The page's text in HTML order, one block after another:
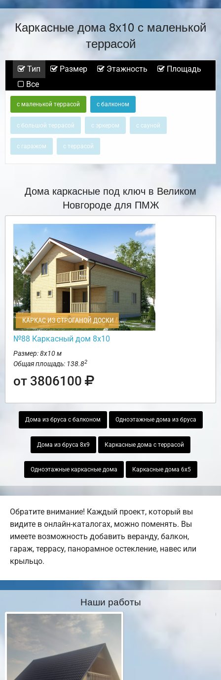
Каркасные дома 8х10 с маленькой
террасой
Тип Размер Этажность
Площадь
Все
с маленькой террасой с балконом
с большой террасой с эркером с сауной
с гаражом с террасой
Дома каркасные под ключ в Великом
Новгороде для ПМЖ
КАРКАС ИЗ СТРОГАНОЙ ДОСКИ
№88 Каркасный дом 8х10
Размер: 8х10 м
Общая площадь: 138.82
от 3806100
Дома из бруса с балконом Одноэтажные дома из бруса
Дома из бруса 8х9 Каркасные дома с террасой
Одноэтажные каркасные дома Каркасные дома 6х5
Обратите внимание! Каждый проект, который вы
видите в онлайн-каталогах, можно поменять. Вы
имеете возможность добавить веранду, балкон,
гараж, террасу, панорамное остекление, навес или
крыльцо.
Наши работы